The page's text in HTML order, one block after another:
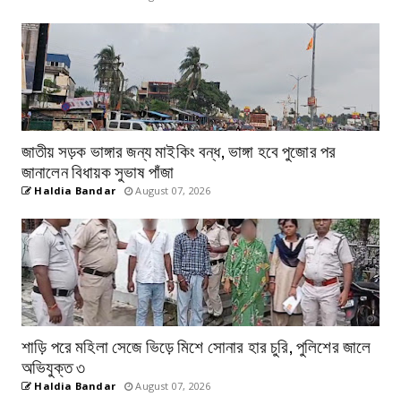
জাতীয় সড়ক ভাঙ্গার জন্য মাইকিং বন্ধ, ভাঙ্গা হবে পুজোর পর
জানালেন বিধায়ক সুভাষ পাঁজা
Haldia Bandar August 07, 2026
শাড়ি পরে মহিলা সেজে ভিড়ে মিশে সোনার হার চুরি, পুলিশের জালে
অভিযুক্ত ৩
Haldia Bandar August 07, 2026